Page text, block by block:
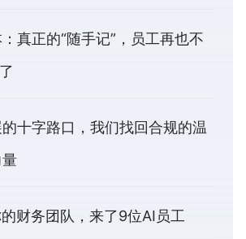
真正的“随手记”，员工再也不
十字路口，我们找回合规的温
财务团队，来了9位AI员工